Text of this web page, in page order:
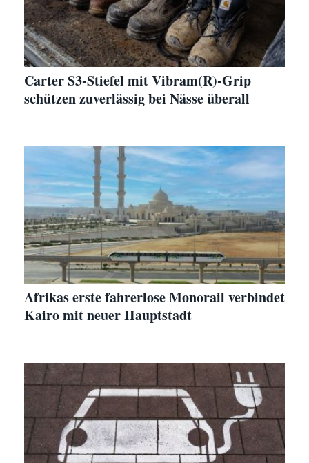
Carter S3-Stiefel mit Vibram(R)-Grip
schützen zuverlässig bei Nässe überall
Afrikas erste fahrerlose Monorail verbindet
Kairo mit neuer Hauptstadt